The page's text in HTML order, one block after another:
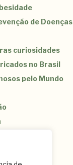
de Doenças
curiosidades
no Brasil
pelo Mundo